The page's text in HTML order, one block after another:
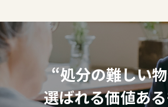
“処分の難しい
選ばれる価値あ